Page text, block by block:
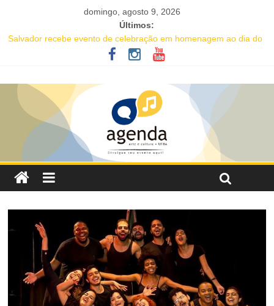
domingo, agosto 9, 2026
Últimos:
Salvador recebe evento de celebração em homenagem ao dia do
16ª Jornada de Dança da Bahia leva formação e espetáculo
gratuitos a quatro cidades brasileiras
IC Encontro de Artes traz Renata Carvalho com seu “Manifesto
Transpofágico” a Salvador
Música e solidariedade se unem em concerto do Coral Ecumênico
da Bahia na Flipelô